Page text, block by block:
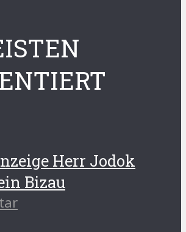
Herr Jodok
Bizau